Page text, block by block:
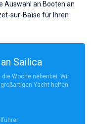
Auswahl an Booten an
sur-Baïse für Ihren
Sailica
Woche nebenbei. Wir
Yacht helfen